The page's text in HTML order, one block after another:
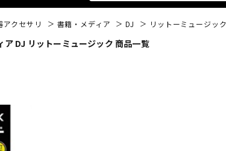
ー アコギ/エレ
アクセサリ 書籍・メディア DJ リットーミュージック
ア DJ リットーミュージック 商品一覧